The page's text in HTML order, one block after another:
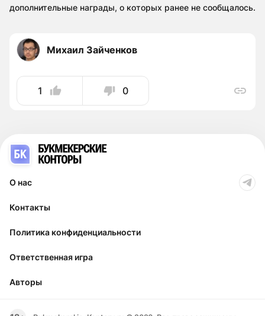
дополнительные награды, о которых ранее не сообщалось.
Михаил Зайченков
1 0
О нас
Контакты
Политика конфиденциальности
Ответственная игра
Авторы